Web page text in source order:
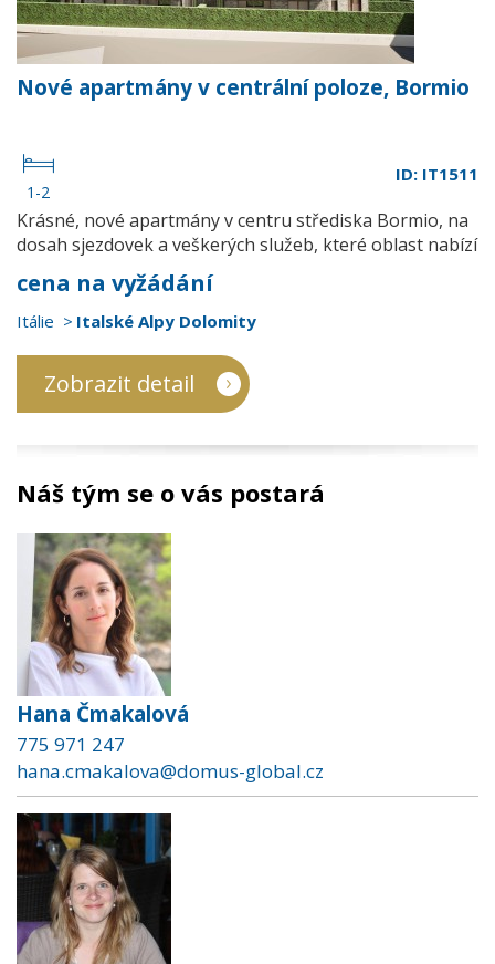
Nové apartmány v centrální poloze, Bormio
1-2
ID: IT1511
Krásné, nové apartmány v centru střediska Bormio, na
dosah sjezdovek a veškerých služeb, které oblast nabízí
cena na vyžádání
Itálie Italské Alpy Dolomity
Zobrazit detail
Náš tým se o vás postará
Hana Čmakalová
775 971 247
hana.cmakalova@domus-global.cz